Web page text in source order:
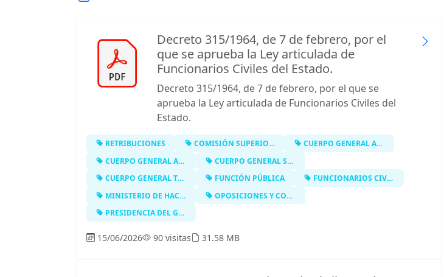
Decreto 315/1964, de 7 de febrero, por el
que se aprueba la Ley articulada de
Funcionarios Civiles del Estado.
Decreto 315/1964, de 7 de febrero, por el que se
aprueba la Ley articulada de Funcionarios Civiles del
Estado.
RETRIBUCIONES COMISIÓN SUPERIOR DE PERSONAL
CUERPO GENERAL ADMINISTRATIVO DE LA…
CUERPO GENERAL AUXILIAR DE LA ADMIN…
CUERPO GENERAL SUBALTERNO DE LA ADM…
CUERPO GENERAL TÉCNICO DE LA ADMINI…
FUNCIÓN PÚBLICA
FUNCIONARIOS CIVILES DEL ESTADO
MINISTERIO DE HACIENDA
OPOSICIONES Y CONCURSOS
PRESIDENCIA DEL GOBIERNO
15/06/2026 90 visitas 31.58 MB